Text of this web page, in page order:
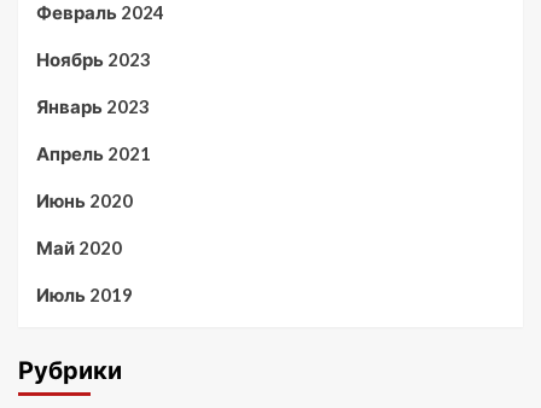
Февраль 2024
Ноябрь 2023
Январь 2023
Апрель 2021
Июнь 2020
Май 2020
Июль 2019
Рубрики